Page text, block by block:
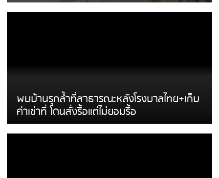
พบบ้านรุกล้ำที่สาธารณะหลังโรงบาลไทย+เก็บ
ค่าเช่าที่ โดนสั่งรื้อแต่ไม่ยอมรื้อ